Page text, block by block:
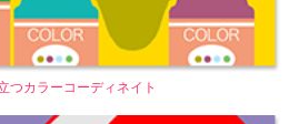
つカラーコーディネイト